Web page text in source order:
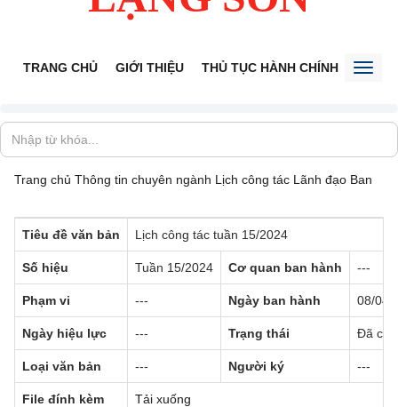
TRANG CHỦ GIỚI THIỆU THỦ TỤC HÀNH CHÍNH TIẾP
Trang chủ Thông tin chuyên ngành Lịch công tác Lãnh đạo Ban
Tiêu đề văn bản Lịch công tác tuần 15/2024
Số hiệu Tuần 15/2024 Cơ quan ban hành ---
Phạm vi --- Ngày ban hành 08/04/
Ngày hiệu lực --- Trạng thái Đã có
Loại văn bản --- Người ký ---
File đính kèm Tải xuống